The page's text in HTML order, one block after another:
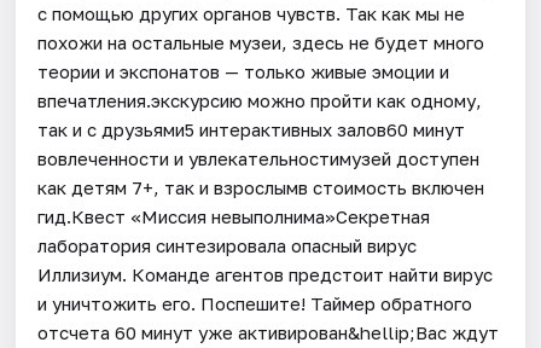
с помощью других органов чувств. Так как мы не
похожи на остальные музеи, здесь не будет много
теории и экспонатов — только живые эмоции и
впечатления.экскурсию можно пройти как одному,
так и с друзьями5 интерактивных залов60 минут
вовлеченности и увлекательностимузей доступен
как детям 7+, так и взрослымв стоимость включен
гид.Квест «Миссия невыполнима»Секретная
лаборатория синтезировала опасный вирус
Иллизиум. Команде агентов предстоит найти вирус
и уничтожить его. Поспешите! Таймер обратного
отсчета 60 минут уже активирован&hellip;Вас ждут